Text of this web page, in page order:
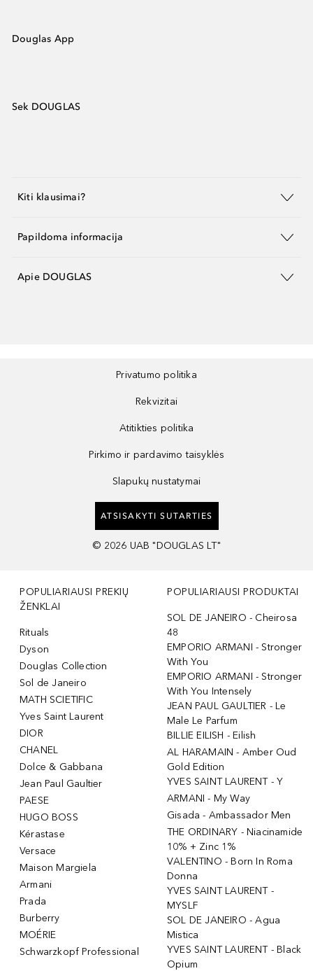
Douglas App
Sek DOUGLAS
Kiti klausimai?
Papildoma informacija
Apie DOUGLAS
Privatumo politika
Rekvizitai
Atitikties politika
Pirkimo ir pardavimo taisyklės
Slapukų nustatymai
ATSISAKYTI SUTARTIES
© 2026 UAB "DOUGLAS LT"
POPULIARIAUSI PREKIŲ
ŽENKLAI
Rituals
Dyson
Douglas Collection
Sol de Janeiro
MATH SCIETIFIC
Yves Saint Laurent
DIOR
CHANEL
Dolce & Gabbana
Jean Paul Gaultier
PAESE
HUGO BOSS
Kérastase
Versace
Maison Margiela
Armani
Prada
Burberry
MOÉRIE
Schwarzkopf Professional
POPULIARIAUSI PRODUKTAI
SOL DE JANEIRO - Cheirosa
48
EMPORIO ARMANI - Stronger
With You
EMPORIO ARMANI - Stronger
With You Intensely
JEAN PAUL GAULTIER - Le
Male Le Parfum
BILLIE EILISH - Eilish
AL HARAMAIN - Amber Oud
Gold Edition
YVES SAINT LAURENT - Y
ARMANI - My Way
Gisada - Ambassador Men
THE ORDINARY - Niacinamide
10% + Zinc 1%
VALENTINO - Born In Roma
Donna
YVES SAINT LAURENT -
MYSLF
SOL DE JANEIRO - Agua
Mistica
YVES SAINT LAURENT - Black
Opium